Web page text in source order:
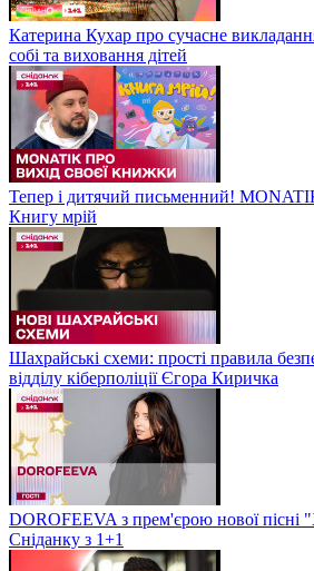
Катерина Кухар про сучасне
собі та виховання дітей
Тепер і дитячий письменний!
Книгу мрій
Шахрайські схеми: прості правила
відділу кіберполіції Єгора Киричка
DOROFEEVA з прем'єрою нової пісні
Сніданку з 1+1